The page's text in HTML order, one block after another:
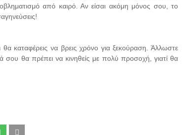
από καιρό. Αν είσαι ακόμη μόνος σου, το
καταφέρεις να βρεις χρόνο για ξεκούραση. Άλλωστε
σου θα πρέπει να κινηθείς με πολύ προσοχή, γιατί θα